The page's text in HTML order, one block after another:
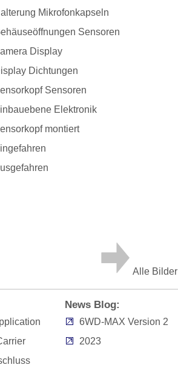
Mikrofonkapseln
Sensoren
Display
Dichtungen
Sensoren
Elektronik
montiert
Alle Bilder
News Blog:
6WD-MAX Version 2
2023